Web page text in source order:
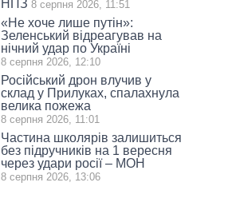
НПЗ 8 серпня 2026, 11:51
«Не хоче лише путін»:
Зеленський відреагував на
нічний удар по Україні
8 серпня 2026, 12:10
Російський дрон влучив у
склад у Прилуках, спалахнула
велика пожежа
8 серпня 2026, 11:01
Частина школярів залишиться
без підручників на 1 вересня
через удари росії – МОН
8 серпня 2026, 13:06